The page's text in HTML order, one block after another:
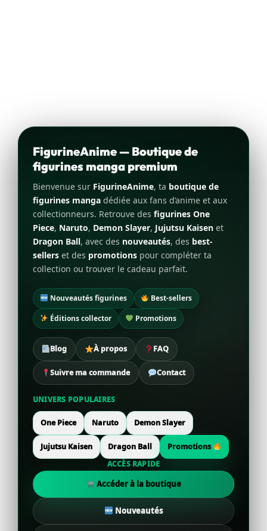
FigurineAnime — Boutique de
figurines manga premium
Bienvenue sur FigurineAnime, ta boutique de
figurines manga dédiée aux fans d’anime et aux
collectionneurs. Retrouve des figurines One
Piece, Naruto, Demon Slayer, Jujutsu Kaisen et
Dragon Ball, avec des nouveautés, des best-
sellers et des promotions pour compléter ta
collection ou trouver le cadeau parfait.
Nouveautés figurines
Best-sellers
Éditions collector
Promotions
Blog À propos FAQ
Suivre ma commande Contact
UNIVERS POPULAIRES
One Piece Naruto Demon Slayer
Jujutsu Kaisen Dragon Ball
Promotions
ACCÈS RAPIDE
Accéder à la boutique
Nouveautés